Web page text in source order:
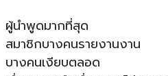
ผู้นำพูดมากที่สุด
สมาชิกบางคนรายงานงาน
บางคนเงียบตลอด